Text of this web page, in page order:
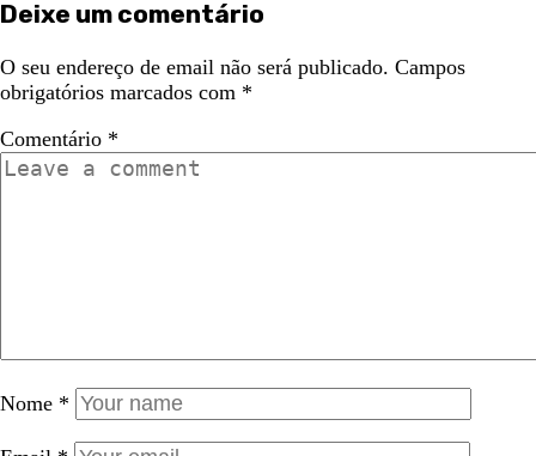
Deixe um comentário
O seu endereço de email não será publicado. Campos
obrigatórios marcados com *
Comentário *
Nome *